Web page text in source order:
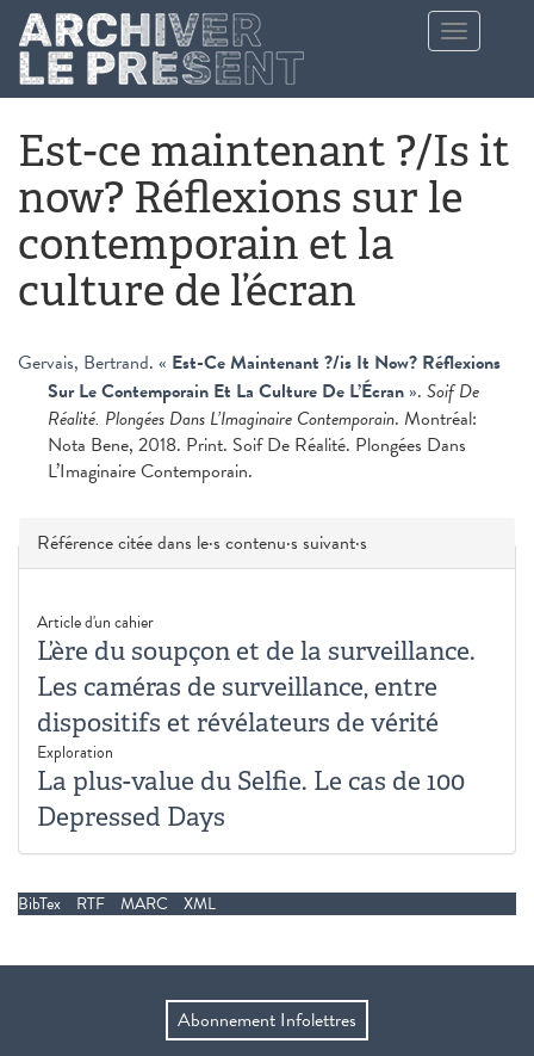
Aller au contenu principal
Toggle
navigation
Est-ce maintenant ?/Is it
now? Réflexions sur le
contemporain et la
culture de l’écran
Gervais, Bertrand. « Est-Ce Maintenant ?/is It Now? Réflexions
Sur Le Contemporain Et La Culture De L’Écran ». Soif De
Réalité. Plongées Dans L’Imaginaire Contemporain. Montréal:
Nota Bene, 2018. Print. Soif De Réalité. Plongées Dans
L’Imaginaire Contemporain.
Masquer
Référence citée dans le·s contenu·s suivant·s
Article d'un cahier
L’ère du soupçon et de la surveillance.
Les caméras de surveillance, entre
dispositifs et révélateurs de vérité
Exploration
La plus-value du Selfie. Le cas de 100
Depressed Days
BibTex RTF MARC XML
Abonnement Infolettres